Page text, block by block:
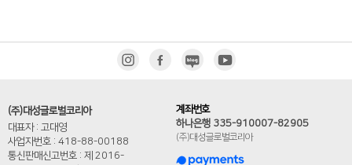
(주)대성글로벌코리아
대표자 : 고대영
사업자번호 : 418-88-00188
통신판매신고번호 : 제 2016-
계좌번호
하나은행 335-910007-82905
(주)대성글로벌코리아